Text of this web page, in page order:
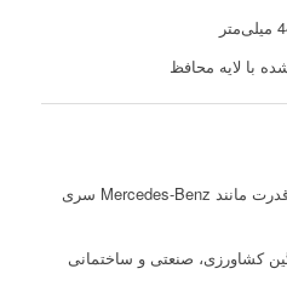
با لایه محافظ
مناسب برای موتورهای دیزلی پرقدرت مانند Mercedes-Benz سری
کشاورزی، صنعتی و ساختمانی